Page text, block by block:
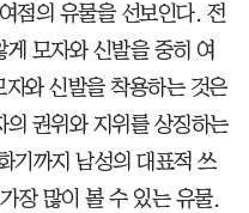
점의 유물을 선보인다. 전
모자와 신발을 중히 여
와 신발을 착용하는 것은
권위와 지위를 상징하는
기까지 남성의 대표적 쓰
장 많이 볼 수 있는 유물.